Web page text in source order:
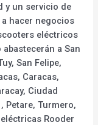
y un servicio de
hacer negocios
eléctricos
a San
San Felipe,
Caracas,
Ciudad
Petare, Turmero,
Rooder